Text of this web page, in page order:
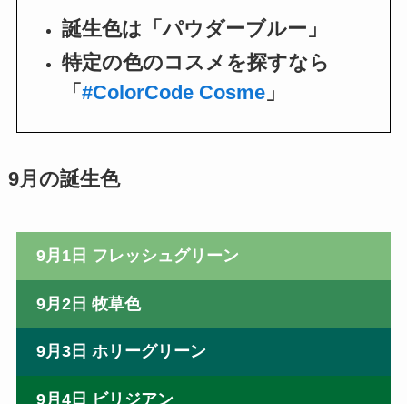
誕生色は「パウダーブルー」
特定の色のコスメを探すなら
「#ColorCode Cosme 」
9月の誕生色
9月1日 フレッシュグリーン
9月2日 牧草色
9月3日 ホリーグリーン
9月4日 ビリジアン